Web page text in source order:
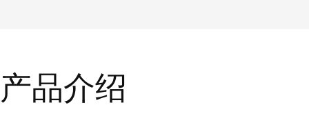
产品介绍